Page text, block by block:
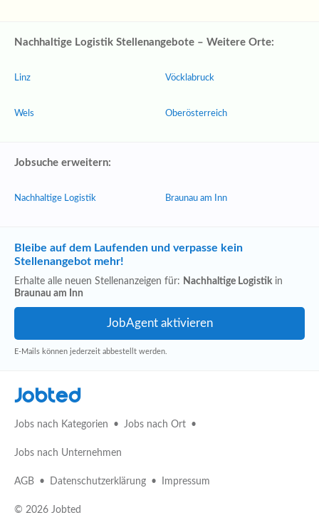
Nachhaltige Logistik Stellenangebote – Weitere Orte:
Linz
Wels
Vöcklabruck
Oberösterreich
Jobsuche erweitern:
Nachhaltige Logistik Braunau am Inn
Bleibe auf dem Laufenden und verpasse kein
Stellenangebot mehr!
Erhalte alle neuen Stellenanzeigen für: Nachhaltige Logistikin
Braunau am Inn
E-Mails können jederzeit abbestellt werden.
Jobted
Jobs nach Kategorien Jobs nach Ort
Jobs nach Unternehmen
AGB Datenschutzerklärung Impressum
© 2026 Jobted